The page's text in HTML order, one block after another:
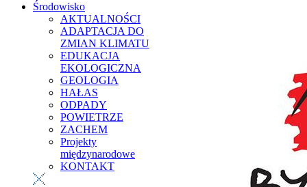
Środowisko
AKTUALNOŚCI
ADAPTACJA DO
ZMIAN KLIMATU
EDUKACJA
EKOLOGICZNA
GEOLOGIA
HAŁAS
ODPADY
POWIETRZE
ZACHEM
Projekty
międzynarodowe
KONTAKT